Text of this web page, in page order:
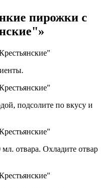
пирожки с
подсолите по вкусу и
отвара. Охладите отвар